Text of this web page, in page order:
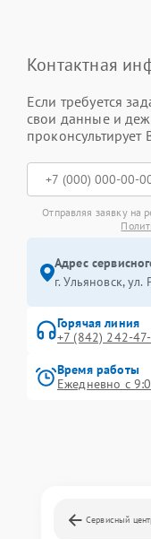
Контактная
Если требуется
свои данные и
проконсультирует
Отправляя заявку на
Адрес
г. Ульяновск,
Горячая линия
+7 (842) 242-
Время работы
Ежедневно с
Сервисный